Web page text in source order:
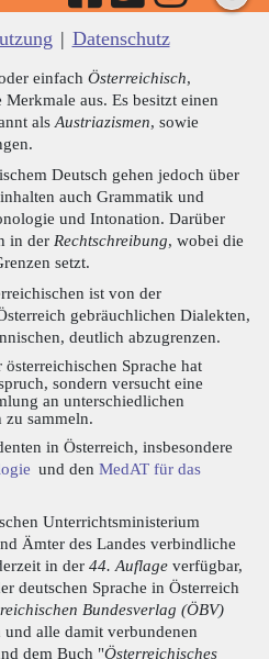
| Datenschutz
einfach Österreichisch,
aus. Es besitzt einen
als Austriazismen, sowie
Deutsch gehen jedoch über
auch Grammatik und
und Intonation. Darüber
in der Rechtschreibung, wobei die
setzt.
ist von der
gebräuchlichen Dialekten,
deutlich abzugrenzen.
Sprache hat
sondern versucht eine
an unterschiedlichen
zu sammeln.
in Österreich, insbesondere
und den MedAT für das
Unterrichtsministerium
Ämter des Landes verbindliche
in der 44. Auflage verfügbar,
deutschen Sprache in Österreich
Bundesverlag (ÖBV)
und alle damit verbundenen
dem Buch "Österreichisches